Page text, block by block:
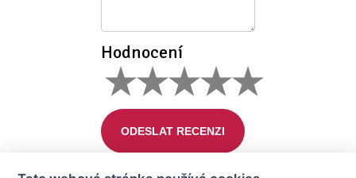
Hodnocení
ODESLAT RECENZI